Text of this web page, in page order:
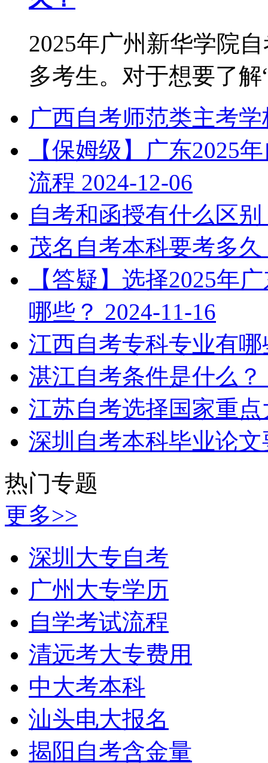
2025年广州新华学院
多考生。对于想要了解
广西自考师范类主考
【保姆级】广东2025
流程 2024-12-06
自考和函授有什么区别
茂名自考本科要考多久
【答疑】选择2025年
哪些？ 2024-11-16
江西自考专科专业有哪
湛江自考条件是什么？
江苏自考选择国家重
深圳自考本科毕业论
热门专题
更多>>
深圳大专自考
广州大专学历
自学考试流程
清远考大专费用
中大考本科
汕头电大报名
揭阳自考含金量